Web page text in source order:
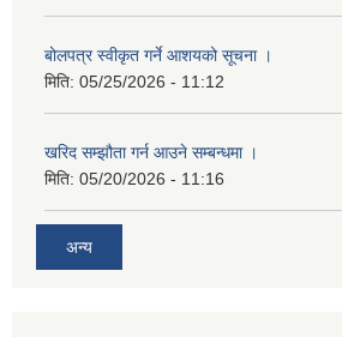
बोलपत्र स्वीकृत गर्ने आशयको सूचना ।
मिति: 05/25/2026 - 11:12
खरिद सम्झौता गर्न आउने सम्बन्धमा ।
मिति: 05/20/2026 - 11:16
अन्य